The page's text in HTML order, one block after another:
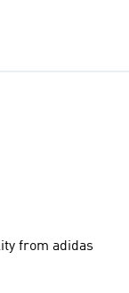
from adidas